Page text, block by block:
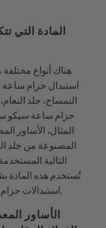
هناك أنواع مختلفة
استبدال حزام ساعة
التمساح، جلد
حزام ساعة سيكو
المثال، الأساور
المصنوعة من جلد
التالية
تُستخدم هذه المادة